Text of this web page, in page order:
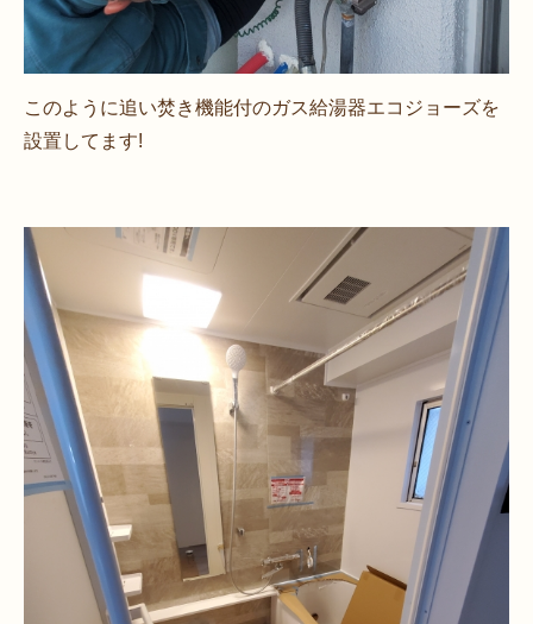
このように追い焚き機能付のガス給湯器エコジョーズを
設置してます!